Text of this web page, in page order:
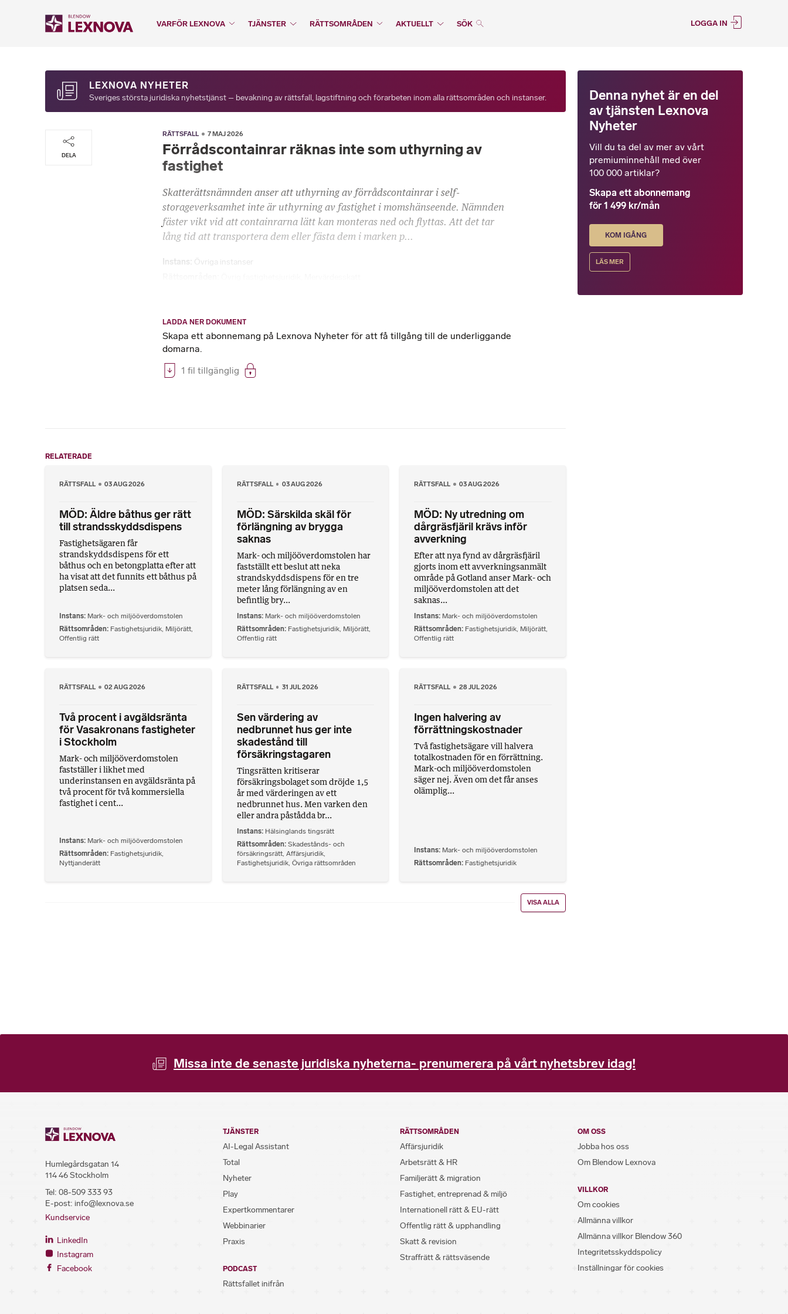
VARFÖR LEXNOVA TJÄNSTER RÄTTSOMRÅDEN AKTUELLT SÖK LOGGA IN
LEXNOVA NYHETER
Sveriges största juridiska nyhetstjänst – bevakning av rättsfall, lagstiftning och förarbeten inom alla rättsområden och instanser.
DELA
RÄTTSFALL 7 MAJ 2026
Förrådscontainrar räknas inte som uthyrning av
fastighet
Skatterättsnämnden anser att uthyrning av förrådscontainrar i self-
storageverksamhet inte är uthyrning av fastighet i momshänseende. Nämnden
fäster vikt vid att containrarna lätt kan monteras ned och flyttas. Att det tar
lång tid att transportera dem eller fästa dem i marken p...
Instans Övriga instanser
LADDA NER DOKUMENT
Skapa ett abonnemang på Lexnova Nyheter för att få tillgång till de underliggande
domarna.
1 fil tillgänglig
RELATERADE
RÄTTSFALL 03 AUG 2026
MÖD: Äldre båthus ger rätt
till strandsskyddsdispens
Fastighetsägaren får
strandskyddsdispens för ett
båthus och en betongplatta efter att
ha visat att det funnits ett båthus på
platsen seda...
Instans Mark- och miljööverdomstolen
Rättsområden Fastighetsjuridik Miljörätt
Offentlig rätt
RÄTTSFALL 03 AUG 2026
MÖD: Särskilda skäl för
förlängning av brygga
saknas
Mark- och miljööverdomstolen har
fastställt ett beslut att neka
strandskyddsdispens för en tre
meter lång förlängning av en
befintlig bry...
Instans Mark- och miljööverdomstolen
Rättsområden Fastighetsjuridik, Miljörätt,
Offentlig rätt
RÄTTSFALL 03 AUG 2026
MÖD: Ny utredning om
dårgräsfjäril krävs inför
avverkning
Efter att nya fynd av dårgräsfjäril
gjorts inom ett avverkningsanmält
område på Gotland anser Mark- och
miljööverdomstolen att det
saknas...
Instans Mark- och miljööverdomstolen
Rättsområden Fastighetsjuridik Miljörätt
Offentlig rätt
RÄTTSFALL 02 AUG 2026
Två procent i avgäldsränta
för Vasakronans fastigheter
i Stockholm
Mark- och miljööverdomstolen
fastställer i likhet med
underinstansen en avgäldsränta på
två procent för två kommersiella
fastighet i cent...
Instans Mark- och miljööverdomstolen
Rättsområden Fastighetsjuridik
Nyttjanderätt
RÄTTSFALL 31 JUL 2026
Sen värdering av
nedbrunnet hus ger inte
skadestånd till
försäkringstagaren
Tingsrätten kritiserar
försäkringsbolaget som dröjde 1,5
år med värderingen av ett
nedbrunnet hus. Men varken den
eller andra påstådda br...
Instans Hälsinglands tingsrätt
Rättsområden Skadestånds- och
försäkringsrätt, Affärsjuridik,
Fastighetsjuridik, Övriga rättsområden
RÄTTSFALL 28 JUL 2026
Ingen halvering av
förrättningskostnader
Två fastighetsägare vill halvera
totalkostnaden för en förrättning.
Mark-och miljööverdomstolen
säger nej. Även om det får anses
olämplig...
Instans Mark- och miljööverdomstolen
Rättsområden Fastighetsjuridik
VISA ALLA
Denna nyhet är en del
av tjänsten Lexnova
Nyheter
Vill du ta del av mer av vårt
premiuminnehåll med över
100 000 artiklar?
Skapa ett abonnemang
för 1 499 kr/mån
KOM IGÅNG
LÄS MER
Missa inte de senaste juridiska nyheterna- prenumerera på vårt nyhetsbrev idag!
Humlegårdsgatan 14
114 46 Stockholm
Tel: 08-509 333 93
E-post: info@lexnova.se
Kundservice
LinkedIn
Instagram
Facebook
TJÄNSTER
AI-Legal Assistant
Total
Nyheter
Play
Expertkommentarer
Webbinarier
Praxis
PODCAST
Rättsfallet inifrån
RÄTTSOMRÅDEN
Affärsjuridik
Arbetsrätt & HR
Familjerätt & migration
Fastighet, entreprenad & miljö
Internationell rätt & EU-rätt
Offentlig rätt & upphandling
Skatt & revision
Straffrätt & rättsväsende
OM OSS
Jobba hos oss
Om Blendow Lexnova
VILLKOR
Om cookies
Allmänna villkor
Allmänna villkor Blendow 360
Integritetsskyddspolicy
Inställningar för cookies